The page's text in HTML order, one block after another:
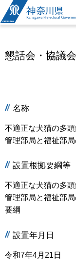
神奈川県
懇話会・協議
名称
不適正な犬猫の多
管理部局と福祉部
設置根拠要綱等
不適正な犬猫の多
管理部局と福祉部
要綱
設置年月日
令和7年4月21日